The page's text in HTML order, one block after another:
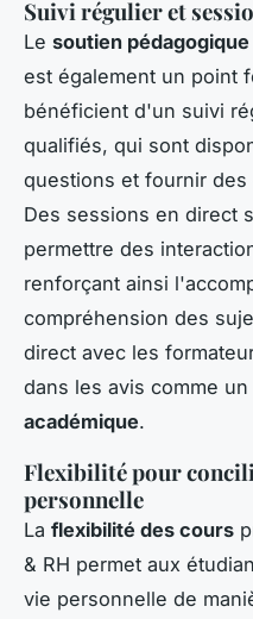
Suivi régulier et
Le soutien pédagogique
est également un point
bénéficient d'un suivi
qualifiés, qui sont
questions et fournir
Des sessions en direct
permettre des
renforçant ainsi
compréhension des
direct avec les
dans les avis comme
académique.
Flexibilité pour
personnelle
La flexibilité des cours
& RH permet aux
vie personnelle de